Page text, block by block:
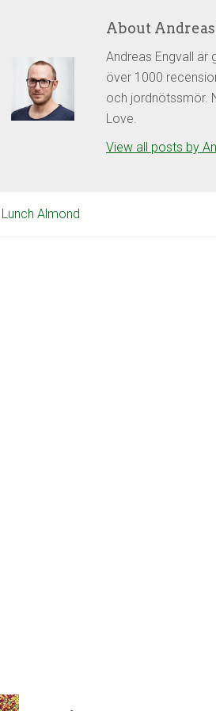
About
Andreas Engvall är
över 1000
och jordnötssmör.
Love.
View all posts by
Almond